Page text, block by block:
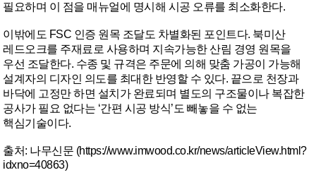
필요하며 이 점을 매뉴얼에 명시해 시공 오류를 최소화한다.
이밖에도 FSC 인증 원목 조달도 차별화된 포인트다. 북미산
레드오크를 주재료로 사용하며 지속가능한 산림 경영 원목을
우선 조달한다. 수종 및 규격은 주문에 의해 맞춤 가공이 가능해
설계자의 디자인 의도를 최대한 반영할 수 있다. 끝으로 천장과
바닥에 고정만 하면 설치가 완료되며 별도의 구조물이나 복잡한
공사가 필요 없다는 ‘간편 시공 방식’도 빼놓을 수 없는
핵심기술이다.
출처: 나무신문 (https://www.imwood.co.kr/news/articleView.html?
idxno=40863)